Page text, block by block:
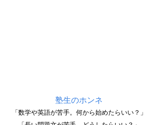
塾生のホンネ
「数学や英語が苦手。何から始めたらいい？」